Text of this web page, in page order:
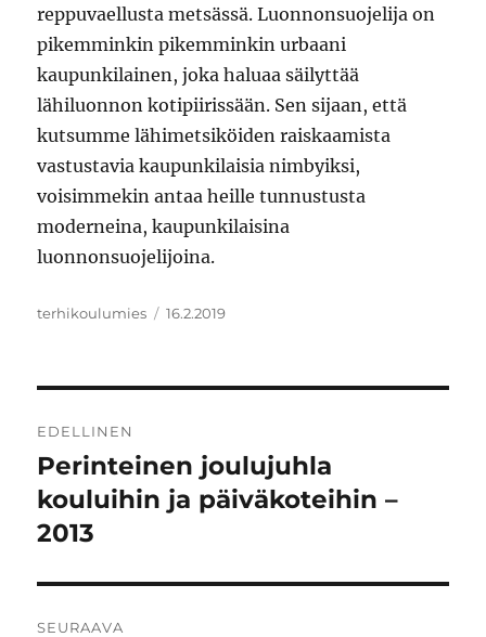
reppuvaellusta metsässä. Luonnonsuojelija on
pikemminkin pikemminkin urbaani
kaupunkilainen, joka haluaa säilyttää
lähiluonnon kotipiirissään. Sen sijaan, että
kutsumme lähimetsiköiden raiskaamista
vastustavia kaupunkilaisia nimbyiksi,
voisimmekin antaa heille tunnustusta
moderneina, kaupunkilaisina
luonnonsuojelijoina.
Kirjoittaja
terhikoulumies Julkaistu
16.2.2019
selaus
EDELLINEN
Edellinen
artikkeli:
Perinteinen joulujuhla
kouluihin ja päiväkoteihin –
2013
SEURAAVA